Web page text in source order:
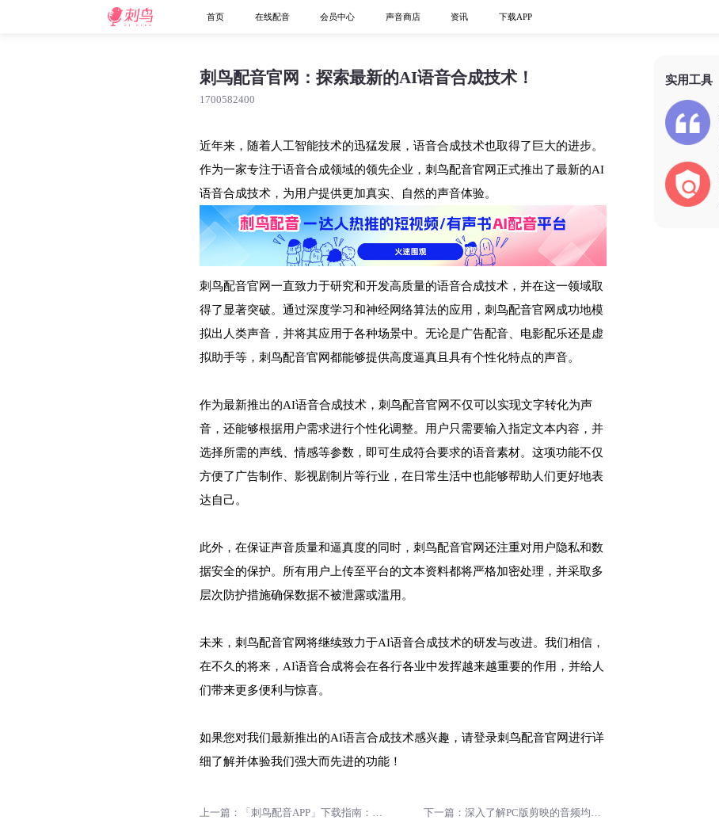
首页 在线配音 会员中心 声音商店 资讯 下载APP
刺鸟配音官网：探索最新的AI语音合成技术！
1700582400
近年来，随着人工智能技术的迅猛发展，语音合成技术也取得了巨大的进步。
作为一家专注于语音合成领域的领先企业，刺鸟配音官网正式推出了最新的AI
语音合成技术，为用户提供更加真实、自然的声音体验。
刺鸟配音官网一直致力于研究和开发高质量的语音合成技术，并在这一领域取
得了显著突破。通过深度学习和神经网络算法的应用，刺鸟配音官网成功地模
拟出人类声音，并将其应用于各种场景中。无论是广告配音、电影配乐还是虚
拟助手等，刺鸟配音官网都能够提供高度逼真且具有个性化特点的声音。
作为最新推出的AI语音合成技术，刺鸟配音官网不仅可以实现文字转化为声
音，还能够根据用户需求进行个性化调整。用户只需要输入指定文本内容，并
选择所需的声线、情感等参数，即可生成符合要求的语音素材。这项功能不仅
方便了广告制作、影视剧制片等行业，在日常生活中也能够帮助人们更好地表
达自己。
此外，在保证声音质量和逼真度的同时，刺鸟配音官网还注重对用户隐私和数
据安全的保护。所有用户上传至平台的文本资料都将严格加密处理，并采取多
层次防护措施确保数据不被泄露或滥用。
未来，刺鸟配音官网将继续致力于AI语音合成技术的研发与改进。我们相信，
在不久的将来，AI语音合成将会在各行各业中发挥越来越重要的作用，并给人
们带来更多便利与惊喜。
如果您对我们最新推出的AI语言合成技术感兴趣，请登录刺鸟配音官网进行详
细了解并体验我们强大而先进的功能！
上一篇：「刺鸟配音APP」下载指南：快速找到最新版本的刺鸟配音应用！ 下一篇：深入了解PC版剪映的音频均衡器选项
实用工具